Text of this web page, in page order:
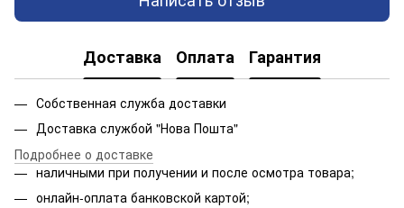
Доставка Оплата Гарантия
Собственная служба доставки
Доставка службой "Нова Пошта"
Подробнее о доставке
наличными при получении и после осмотра товара;
онлайн-оплата банковской картой;